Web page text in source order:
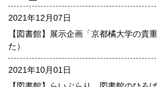
2021年12月07日
【図書館】展示企画「京都橘大学の貴
た）
2021年10月01日